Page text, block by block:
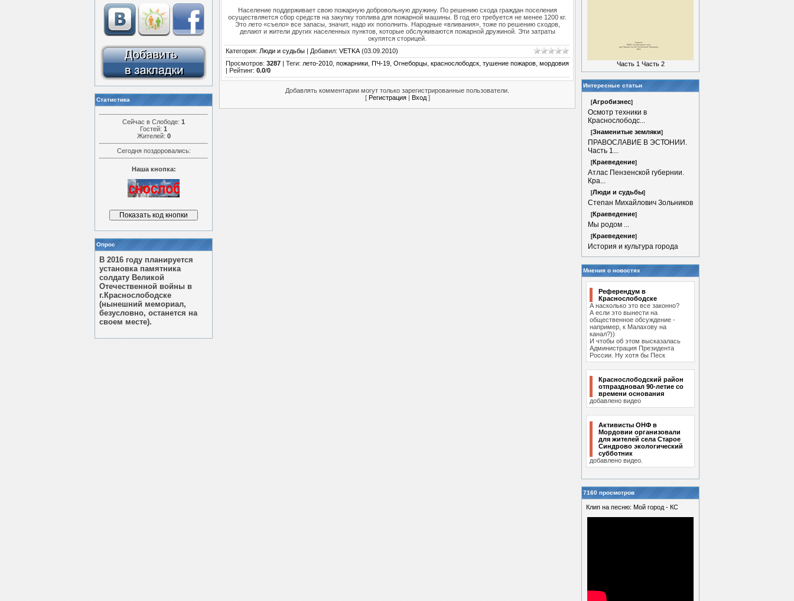
Статистика
Сейчас в Слободе: 1
Гостей: 1
Жителей: 0
Сегодня поздоровались:
Наша кнопка:
Опрос
В 2016 году планируется
установка памятника
солдату Великой
Отечественной войны в
г.Краснослободске
(нынешний мемориал,
безусловно, останется на
своем месте).
Население поддерживает свою пожарную добровольную дружину. По решению схода граждан поселения
осуществляется сбор средств на закупку топлива для пожарной машины. В год его требуется не менее 1200 кг.
Это лето «съело» все запасы, значит, надо их пополнить. Народные «вливания», тоже по решению сходов,
делают и жители других населенных пунктов, которые обслуживаются пожарной дружиной. Эти затраты
окупятся сторицей.
Категория: Люди и судьбы | Добавил: VETKA (03.09.2010)
Просмотров: 3287 | Теги: лето-2010 пожарники ПЧ-19 Огнеборцы краснослободск тушение пожаров мордовия
| Рейтинг: 0.0/0
Добавлять комментарии могут только зарегистрированные пользователи.
[ Регистрация| Вход]
Часть 1 Часть 2
Интересные статьи
[Агробизнес]
Осмотр техники в
Краснослободс...
[Знаменитые земляки]
ПРАВОСЛАВИЕ В ЭСТОНИИ.
Часть 1...
[Краеведение]
Атлас Пензенской губернии.
Кра...
[Люди и судьбы]
Степан Михайлович Зольников
[Краеведение]
Мы родом ...
[Краеведение]
История и культура города
Мнения о новостях
Референдум в
Краснослободске
А насколько это все законно?
А если это вынести на
общественное обсуждение -
например, к Малахову на
канал?))
И чтобы об этом высказалась
Администрация Президента
России. Ну хотя бы Песк
Краснослободский район
отпраздновал 90-летие со
времени основания
добавлено видео
Активисты ОНФ в
Мордовии организовали
для жителей села Старое
Синдрово экологический
субботник
добавлено видео.
7160 просмотров
Клип на песню: Мой город - КС